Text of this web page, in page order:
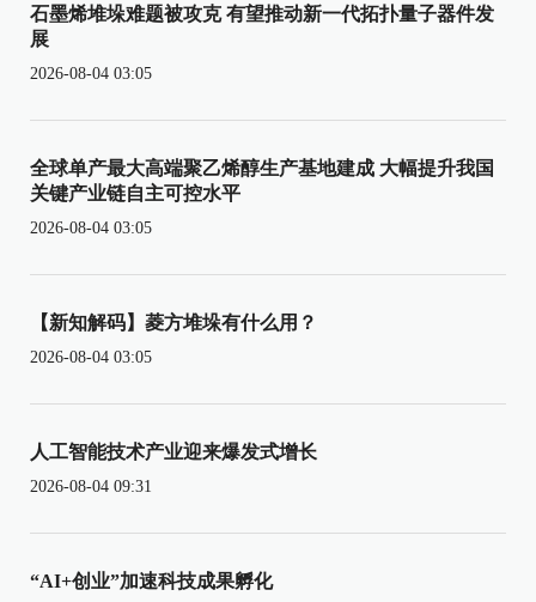
石墨烯堆垛难题被攻克 有望推动新一代拓扑量子器件发
展
2026-08-04 03:05
全球单产最大高端聚乙烯醇生产基地建成 大幅提升我国
关键产业链自主可控水平
2026-08-04 03:05
【新知解码】菱方堆垛有什么用？
2026-08-04 03:05
人工智能技术产业迎来爆发式增长
2026-08-04 09:31
“AI+创业”加速科技成果孵化